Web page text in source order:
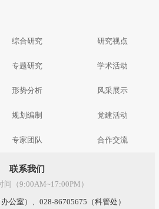
综合研究
专题研究
形势分析
规划编制
专家团队
研究视点
学术活动
风采展示
党建活动
合作交流
联系我们
间（9:00AM~17:00PM）
公室）、028-86705675（科管处）